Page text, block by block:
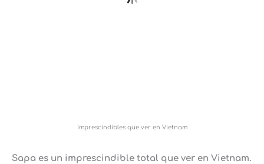
Imprescindibles que ver en Vietnam
Sapa es un imprescindible total que ver en Vietnam.